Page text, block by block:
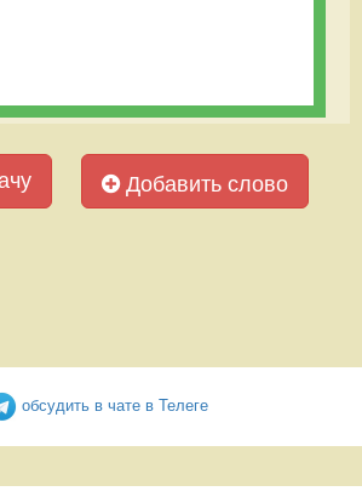
Добавить слово
обсудить в чате в Телеге